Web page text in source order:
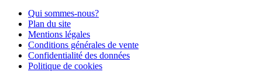
Qui sommes-nous?
Plan du site
Mentions légales
Conditions générales de vente
Confidentialité des données
Politique de cookies